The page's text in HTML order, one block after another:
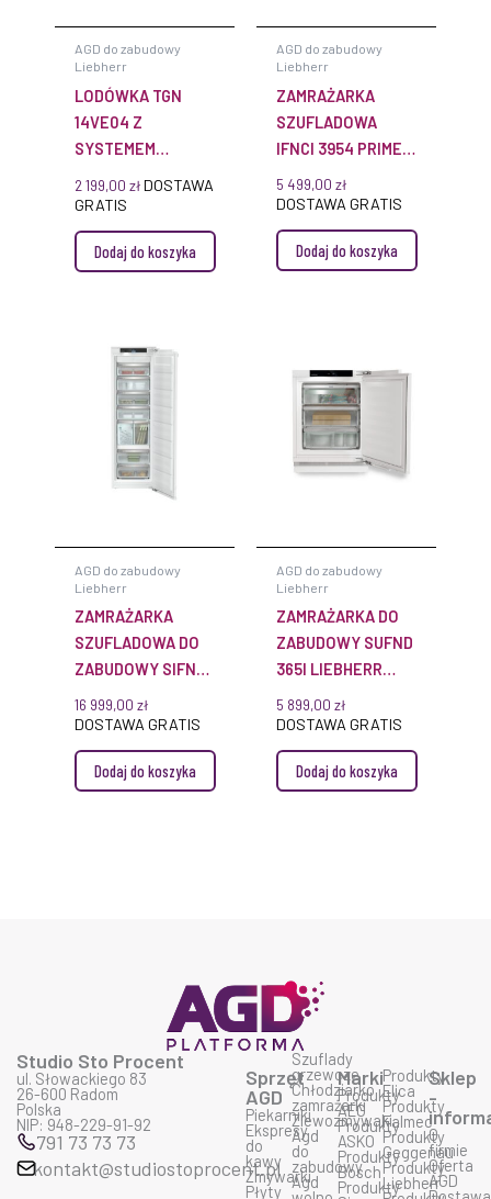
AGD do zabudowy
Liebherr
LODÓWKA TGN
14VE04 Z
SYSTEMEM
2 199,00 zł DOSTAWA
GRATIS
Dodaj do koszyka
AGD do zabudowy
Liebherr
ZAMRAŻARKA
SZUFLADOWA
IFNCI 3954 PRIME
NOFROST DO
ZABUDOWY
5 499,00 zł
DOSTAWA GRATIS
Dodaj do koszyka
AGD do zabudowy
Liebherr
ZAMRAŻARKA
SZUFLADOWA DO
ZABUDOWY SIFNAD
5188 NOFROST
16 999,00 zł
DOSTAWA GRATIS
Dodaj do koszyka
AGD do zabudowy
Liebherr
ZAMRAŻARKA DO
ZABUDOWY SUFND
365I LIEBHERR
PRIME NOFROST
5 899,00 zł
DOSTAWA GRATIS
Dodaj do koszyka
Studio Sto Procent
ul. Słowackiego 83
26-600 Radom
Polska
NIP: 948-229-91-92
791 73 73 73
kontakt@studiostoprocent.pl
Sprzęt
AGD
Piekarniki
Ekspresy
do
kawy
Zmywarki
Płyty
Szuflady
grzewcze
Chłodziarko
zamrażarki
Zlewozmywaki
Agd
do
zabudowy
Agd
Marki
Produkty
AEG
Produkty
ASKO
Produkty
Bosch
Produkty
Produkty
Elica
Produkty
Falmec
Produkty
Geggenau
Produkty
Liebherr
Sklep
-
O
firmie
Oferta
AGD